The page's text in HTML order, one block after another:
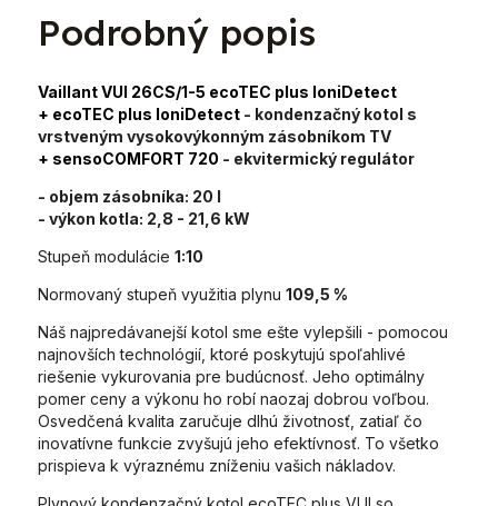
Podrobný popis
Vaillant VUI 26CS/1-5 ecoTEC plus IoniDetect
+ ecoTEC plus IoniDetect - kondenzačný kotol s
vrstveným vysokovýkonným zásobníkom TV
+ sensoCOMFORT 720 - ekvitermický regulátor
- objem zásobníka: 20 l
- výkon kotla: 2,8 - 21,6 kW
Stupeň modulácie 1:10
Normovaný stupeň využitia plynu 109,5 %
Náš najpredávanejší kotol sme ešte vylepšili - pomocou
najnovších technológií, ktoré poskytujú spoľahlivé
riešenie vykurovania pre budúcnosť. Jeho optimálny
pomer ceny a výkonu ho robí naozaj dobrou voľbou.
Osvedčená kvalita zaručuje dlhú životnosť, zatiaľ čo
inovatívne funkcie zvyšujú jeho efektívnosť. To všetko
prispieva k výraznému zníženiu vašich nákladov.